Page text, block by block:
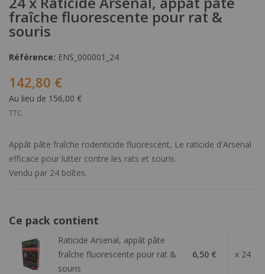
fraîche fluorescente pour rat &
souris
Référence: ENS_000001_24
142,80 €
Au lieu de 156,00 €
TTC
Appât pâte fraîche rodenticide fluorescent, Le raticide d'Arsenal
efficace pour lutter contre les rats et souris.
Vendu par 24 boîtes.
Ce pack contient
Raticide Arsenal, appât pâte
fraîche fluorescente pour rat &
souris
6,50 € x 24